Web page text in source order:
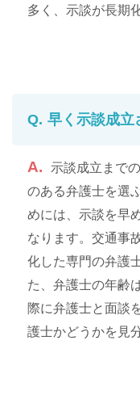
多く、示談が長期
早く示談成
示談成立まで
のある弁護士を選
めには、示談を早
なります。交通事
化した専門の弁護
た、弁護士の年齢
際に弁護士と面談
護士かどうかを見